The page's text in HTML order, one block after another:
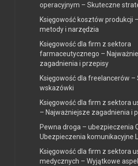
operacyjnym – Skuteczne
Księgowość kosztów produkcji
metody i narzędzia
Księgowość dla firm z sektora
farmaceutycznego –
zagadnienia i przepisy
Księgowość dla freelancerów –
wskazówki
Księgowość dla firm z sektora
– Najważniejsze zagadnienia i
Pewna droga – ubezpieczenia
Ubezpieczenia komunikacyjne
Księgowość dla firm z sektora
medycznych – Wyjątkowe